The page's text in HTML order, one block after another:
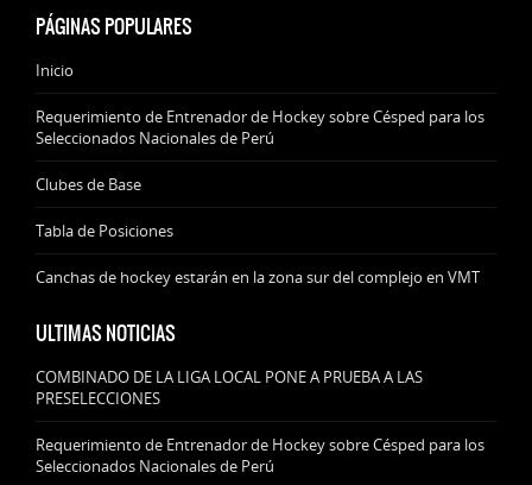
PÁGINAS POPULARES
Inicio
Requerimiento de Entrenador de Hockey sobre Césped para los
Seleccionados Nacionales de Perú
Clubes de Base
Tabla de Posiciones
Canchas de hockey estarán en la zona sur del complejo en VMT
ULTIMAS NOTICIAS
COMBINADO DE LA LIGA LOCAL PONE A PRUEBA A LAS
PRESELECCIONES
Requerimiento de Entrenador de Hockey sobre Césped para los
Seleccionados Nacionales de Perú